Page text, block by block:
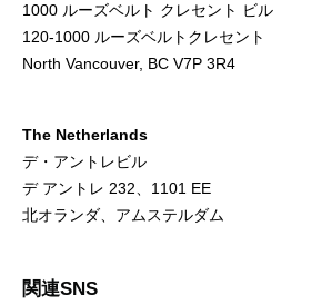
1000 ルーズベルト クレセント ビル
120-1000 ルーズベルトクレセント
North Vancouver, BC V7P 3R4
The Netherlands
デ・アントレビル
デ アントレ 232、1101 EE
北オランダ、アムステルダム
関連SNS